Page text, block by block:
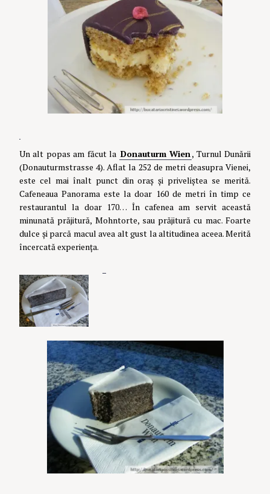
Un alt popas am făcut la Donauturm Wien, Turnul Dunării
(Donauturmstrasse 4). Aflat la 252 de metri deasupra Vienei,
este cel mai înalt punct din oraș și priveliștea se merită.
Cafeneaua Panorama este la doar 160 de metri în timp ce
restaurantul la doar 170… În cafenea am servit această
minunată prăjitură, Mohntorte, sau prăjitură cu mac. Foarte
dulce și parcă macul avea alt gust la altitudinea aceea. Merită
încercată experiența.